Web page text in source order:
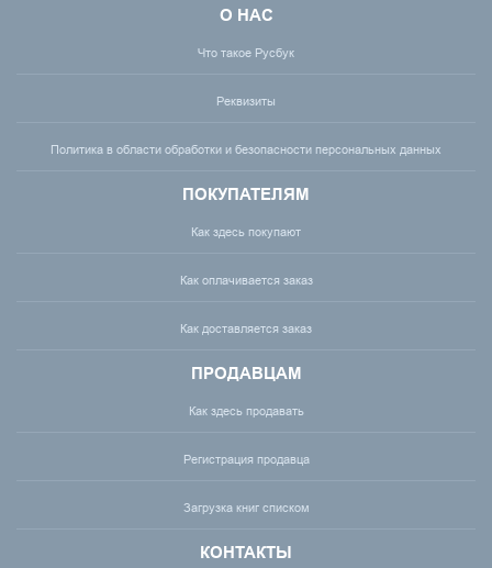
О НАС
Что такое Русбук
Реквизиты
Политика в области обработки и безопасности персональных данных
ПОКУПАТЕЛЯМ
Как здесь покупают
Как оплачивается заказ
Как доставляется заказ
ПРОДАВЦАМ
Как здесь продавать
Регистрация продавца
Загрузка книг списком
КОНТАКТЫ